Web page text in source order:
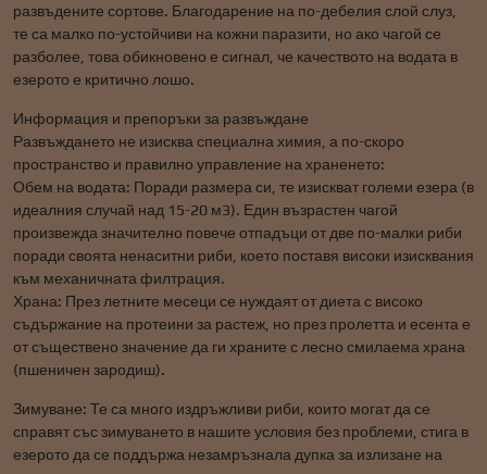
развъдените сортове. Благодарение на по-дебелия слой слуз,
те са малко по-устойчиви на кожни паразити, но ако чагой се
разболее, това обикновено е сигнал, че качеството на водата в
езерото е критично лошо.
Информация и препоръки за развъждане
Развъждането не изисква специална химия, а по-скоро
пространство и правилно управление на храненето:
Обем на водата: Поради размера си, те изискват големи езера (в
идеалния случай над 15-20 м3). Един възрастен чагой
произвежда значително повече отпадъци от две по-малки риби
поради своята ненаситни риби, което поставя високи изисквания
към механичната филтрация.
Храна: През летните месеци се нуждаят от диета с високо
съдържание на протеини за растеж, но през пролетта и есента е
от съществено значение да ги храните с лесно смилаема храна
(пшеничен зародиш).
Зимуване: Те са много издръжливи риби, които могат да се
справят със зимуването в нашите условия без проблеми, стига в
езерото да се поддържа незамръзнала дупка за излизане на